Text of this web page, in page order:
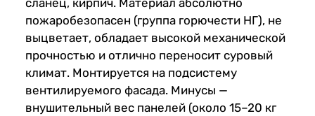
сланец, кирпич. Материал абсолютно
пожаробезопасен (группа горючести НГ), не
выцветает, обладает высокой механической
прочностью и отлично переносит суровый
климат. Монтируется на подсистему
вентилируемого фасада. Минусы —
внушительный вес панелей (около 15–20 кг